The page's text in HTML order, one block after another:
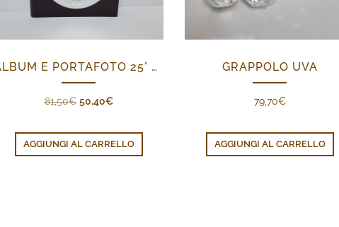
ALBUM E PORTAFOTO 25° ANNIVERSARIO
81,50€ Il
originale
era:
81,50€.
50,40€Il
attuale
è:
50,40€.
AGGIUNGI AL CARRELLO
GRAPPOLO UVA
79,70€
AGGIUNGI AL CARRELLO